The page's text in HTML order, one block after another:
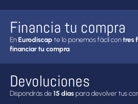
Financia tu compra
EnEurodiscapte lo ponemos fácil contres
financiar tu compra.
Devoluciones
Dispondrás de15 díaspara devolver tus